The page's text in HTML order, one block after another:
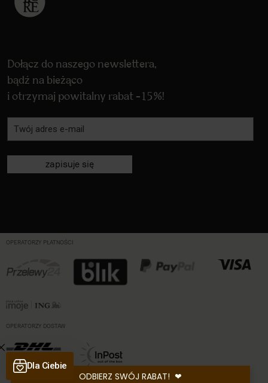
Dołącz do naszego newslettera,
bądź na bieżąco
i otrzymaj powitalny rabat -15%!
zapisuje się
OPERATORZY PŁATNOŚCI
OPERATORZY DOSTAW